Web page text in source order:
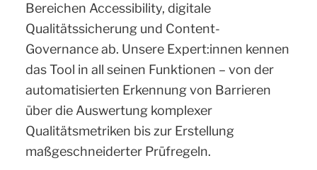
Bereichen Accessibility, digitale
Qualitätssicherung und Content-
Governance ab. Unsere Expert:innen kennen
das Tool in all seinen Funktionen – von der
automatisierten Erkennung von Barrieren
über die Auswertung komplexer
Qualitätsmetriken bis zur Erstellung
maßgeschneiderter Prüfregeln.